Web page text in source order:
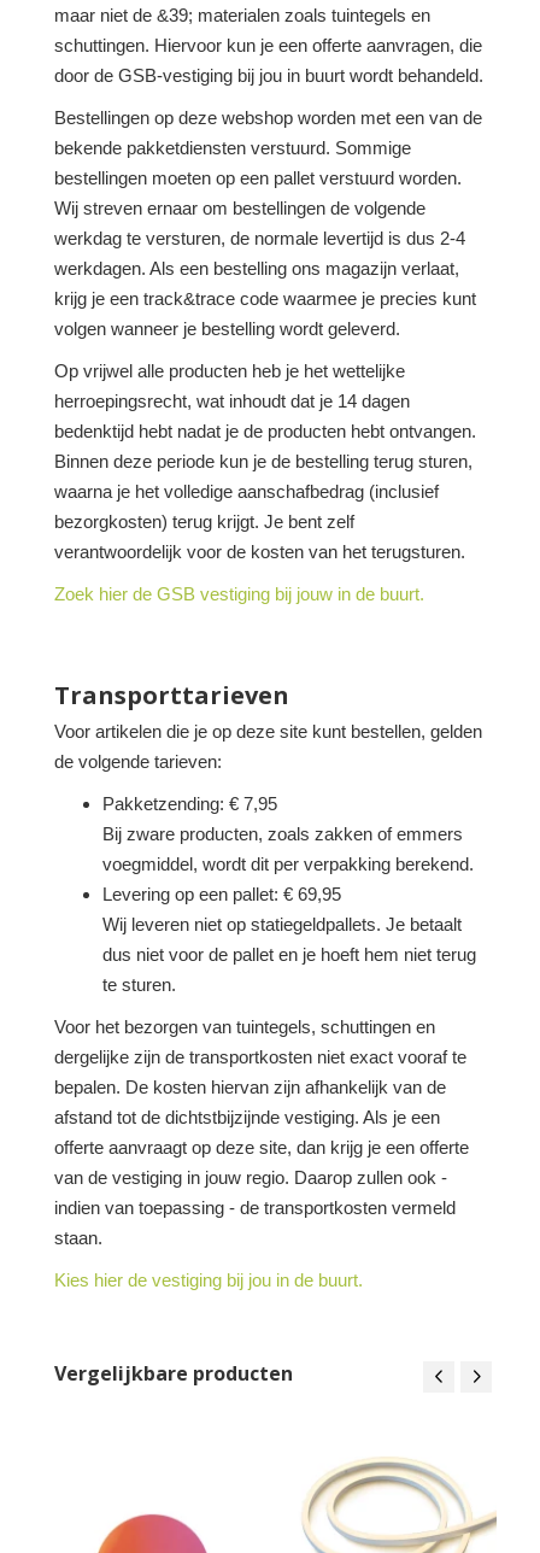
maar niet de &39; materialen zoals tuintegels en
schuttingen. Hiervoor kun je een offerte aanvragen, die
door de GSB-vestiging bij jou in buurt wordt behandeld.
Bestellingen op deze webshop worden met een van de
bekende pakketdiensten verstuurd. Sommige
bestellingen moeten op een pallet verstuurd worden.
Wij streven ernaar om bestellingen de volgende
werkdag te versturen, de normale levertijd is dus 2-4
werkdagen. Als een bestelling ons magazijn verlaat,
krijg je een track&trace code waarmee je precies kunt
volgen wanneer je bestelling wordt geleverd.
Op vrijwel alle producten heb je het wettelijke
herroepingsrecht, wat inhoudt dat je 14 dagen
bedenktijd hebt nadat je de producten hebt ontvangen.
Binnen deze periode kun je de bestelling terug sturen,
waarna je het volledige aanschafbedrag (inclusief
bezorgkosten) terug krijgt. Je bent zelf
verantwoordelijk voor de kosten van het terugsturen.
Zoek hier de GSB vestiging bij jouw in de buurt.
Transporttarieven
Voor artikelen die je op deze site kunt bestellen, gelden
de volgende tarieven:
Pakketzending: € 7,95
Bij zware producten, zoals zakken of emmers
voegmiddel, wordt dit per verpakking berekend.
Levering op een pallet: € 69,95
Wij leveren niet op statiegeldpallets. Je betaalt
dus niet voor de pallet en je hoeft hem niet terug
te sturen.
Voor het bezorgen van tuintegels, schuttingen en
dergelijke zijn de transportkosten niet exact vooraf te
bepalen. De kosten hiervan zijn afhankelijk van de
afstand tot de dichtstbijzijnde vestiging. Als je een
offerte aanvraagt op deze site, dan krijg je een offerte
van de vestiging in jouw regio. Daarop zullen ook -
indien van toepassing - de transportkosten vermeld
staan.
Kies hier de vestiging bij jou in de buurt.
Vergelijkbare producten